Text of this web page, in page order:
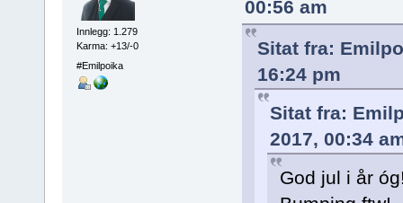
Innlegg: 1.279
Karma: +13/-0
#Emilpoika
00:56 am
Sitat fra:
16:24 pm
Sitat fra:
2017, 00:34
God jul i år